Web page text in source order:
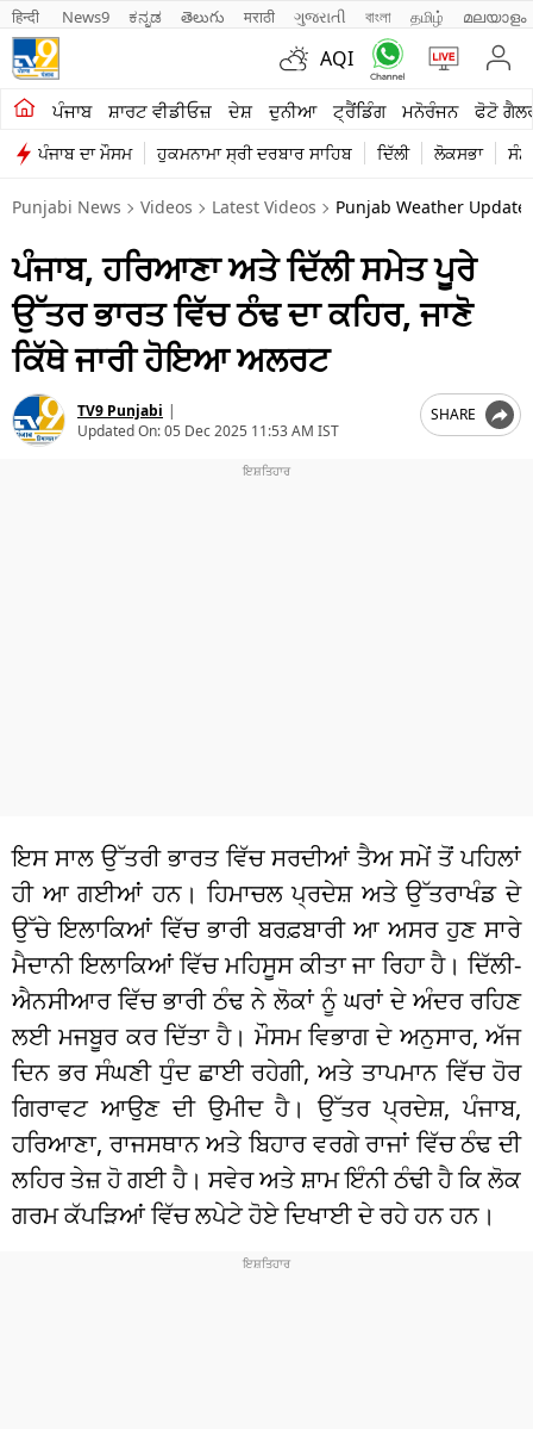
हिन्दी News9 ಕನ್ನಡ తెలుగు मराठी ગુજરાતી বাংলা தமிழ் മലയാളം
AQI
ਪੰਜਾਬ ਸ਼ਾਰਟ ਵੀਡੀਓਜ਼ ਦੇਸ਼ ਦੁਨੀਆ ਟ੍ਰੈਂਡਿੰਗ ਮਨੋਰੰਜਨ ਫੋਟੋ
ਪੰਜਾਬ ਦਾ ਮੌਸਮ ਹੁਕਮਨਾਮਾ ਸ੍ਰੀ ਦਰਬਾਰ ਸਾਹਿਬ ਦਿੱਲੀ ਲੋਕਸਭਾ
ਖੇਤੀਬਾੜੀ
ਸ਼ਾਰਟ ਵੀਡੀਓਜ਼
ਕਾਰੋਬਾਰ
ਕਰਿਅਰ
ਮਨੋਰੰਜਨ
ਦੇਸ਼
ਲਾਈਫ ਸਟਾਈਲ
ਚੋਣਾਂ 2026
Punjabi News Videos Latest Videos Punjab Weather
ਪੰਜਾਬ, ਹਰਿਆਣਾ ਅਤੇ ਦਿੱਲੀ ਸਮੇਤ ਪੂਰੇ
ਉੱਤਰ ਭਾਰਤ ਵਿੱਚ ਠੰਢ ਦਾ ਕਹਿਰ, ਜਾਣੋ
ਕਿੱਥੇ ਜਾਰੀ ਹੋਇਆ ਅਲਰਟ
TV9 Punjabi |
Updated On:05 Dec 2025 11:53 AM IST
SHARE
ਇਸ ਸਾਲ ਉੱਤਰੀ ਭਾਰਤ ਵਿੱਚ ਸਰਦੀਆਂ ਤੈਅ ਸਮੇਂ ਤੋਂ ਪਹਿਲਾਂ
ਹੀ ਆ ਗਈਆਂ ਹਨ। ਹਿਮਾਚਲ ਪ੍ਰਦੇਸ਼ ਅਤੇ ਉੱਤਰਾਖੰਡ ਦੇ
ਉੱਚੇ ਇਲਾਕਿਆਂ ਵਿੱਚ ਭਾਰੀ ਬਰਫ਼ਬਾਰੀ ਆ ਅਸਰ ਹੁਣ ਸਾਰੇ
ਮੈਦਾਨੀ ਇਲਾਕਿਆਂ ਵਿੱਚ ਮਹਿਸੂਸ ਕੀਤਾ ਜਾ ਰਿਹਾ ਹੈ। ਦਿੱਲੀ-
ਐਨਸੀਆਰ ਵਿੱਚ ਭਾਰੀ ਠੰਢ ਨੇ ਲੋਕਾਂ ਨੂੰ ਘਰਾਂ ਦੇ ਅੰਦਰ ਰਹਿਣ
ਲਈ ਮਜਬੂਰ ਕਰ ਦਿੱਤਾ ਹੈ। ਮੌਸਮ ਵਿਭਾਗ ਦੇ ਅਨੁਸਾਰ, ਅੱਜ
ਦਿਨ ਭਰ ਸੰਘਣੀ ਧੁੰਦ ਛਾਈ ਰਹੇਗੀ, ਅਤੇ ਤਾਪਮਾਨ ਵਿੱਚ ਹੋਰ
ਗਿਰਾਵਟ ਆਉਣ ਦੀ ਉਮੀਦ ਹੈ। ਉੱਤਰ ਪ੍ਰਦੇਸ਼, ਪੰਜਾਬ,
ਹਰਿਆਣਾ, ਰਾਜਸਥਾਨ ਅਤੇ ਬਿਹਾਰ ਵਰਗੇ ਰਾਜਾਂ ਵਿੱਚ ਠੰਢ ਦੀ
ਲਹਿਰ ਤੇਜ਼ ਹੋ ਗਈ ਹੈ। ਸਵੇਰ ਅਤੇ ਸ਼ਾਮ ਇੰਨੀ ਠੰਢੀ ਹੈ ਕਿ ਲੋਕ
ਗਰਮ ਕੱਪੜਿਆਂ ਵਿੱਚ ਲਪੇਟੇ ਹੋਏ ਦਿਖਾਈ ਦੇ ਰਹੇ ਹਨ ਹਨ।